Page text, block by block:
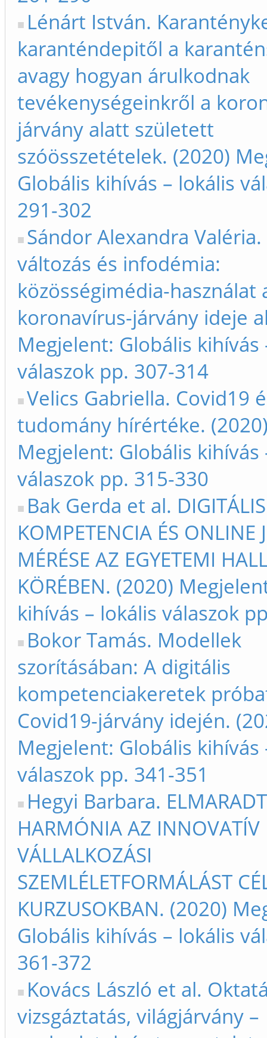
Lénárt István.
karanténdepitől a
avagy hogyan árulkodnak
tevékenységeinkről a
járvány alatt született
szóösszetételek. (2020)
Globális kihívás – lokális
291-302
Sándor Alexandra
változás és infodémia:
közösségimédia-használat
koronavírus-járvány ideje
Megjelent: Globális kihívás
válaszok pp. 307-314
Velics Gabriella. Covid19
tudomány hírértéke.
Megjelent: Globális kihívás
válaszok pp. 315-330
Bak Gerda et al. DIGITÁLIS
KOMPETENCIA ÉS ONLINE
MÉRÉSE AZ EGYETEMI
KÖRÉBEN. (2020)
kihívás – lokális válaszok
Bokor Tamás. Modellek
szorításában: A digitális
kompetenciakeretek
Covid19-járvány idején.
Megjelent: Globális kihívás
válaszok pp. 341-351
Hegyi Barbara.
HARMÓNIA AZ INNOVATÍV
VÁLLALKOZÁSI
SZEMLÉLETFORMÁLÁST
KURZUSOKBAN. (2020)
Globális kihívás – lokális
361-372
Kovács László et al.
vizsgáztatás, világjárvány –